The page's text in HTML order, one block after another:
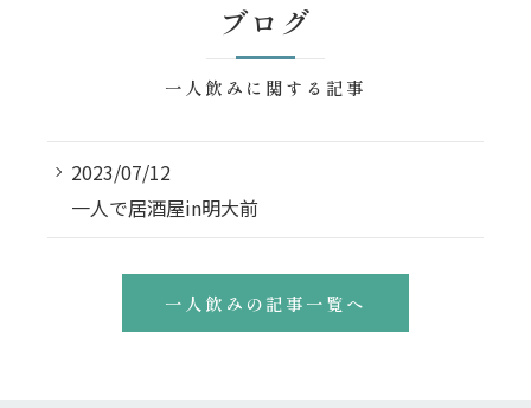
ブログ
一人飲みに関する記事
2023/07/12
一人で居酒屋in明大前
一人飲みの記事一覧へ